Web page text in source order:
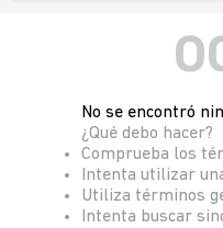
No se encontró
¿Qué debo hacer?
Comprueba los
Intenta utilizar
Utiliza términos
Intenta buscar